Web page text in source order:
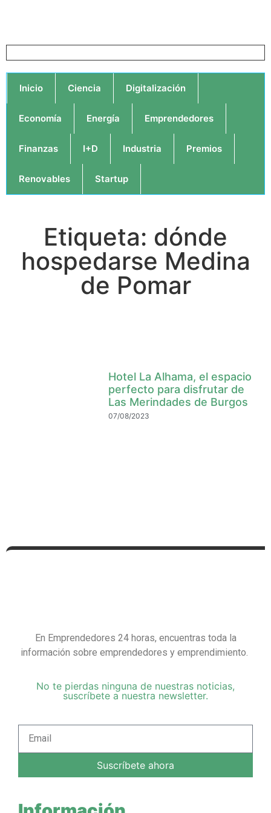
Inicio Ciencia Digitalización
Economía Energía Emprendedores
Finanzas I+D Industria Premios
Renovables Startup
Etiqueta: dónde
hospedarse Medina
de Pomar
Hotel La Alhama, el espacio
perfecto para disfrutar de
Las Merindades de Burgos
07/08/2023
En Emprendedores 24 horas, encuentras toda la
información sobre emprendedores y emprendimiento.
No te pierdas ninguna de nuestras noticias,
suscríbete a nuestra newsletter.
Suscríbete ahora